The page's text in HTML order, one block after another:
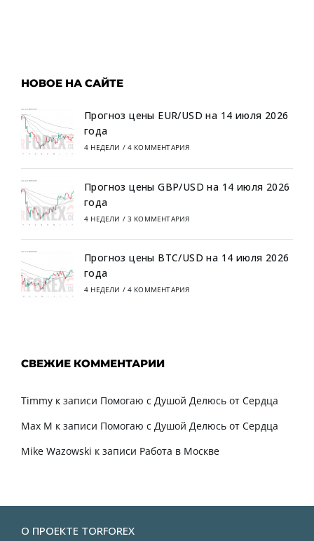
НОВОЕ НА САЙТЕ
Прогноз цены EUR/USD на 14 июля 2026
года
4 НЕДЕЛИ / 4 КОММЕНТАРИЯ
Прогноз цены GBP/USD на 14 июля 2026
года
4 НЕДЕЛИ / 3 КОММЕНТАРИЯ
Прогноз цены BTC/USD на 14 июля 2026
года
4 НЕДЕЛИ / 4 КОММЕНТАРИЯ
СВЕЖИЕ КОММЕНТАРИИ
Timmy к записи Помогаю с Душой Делюсь от Сердца
Max M к записи Помогаю с Душой Делюсь от Сердца
Mike Wazowski к записи Работа в Москве
О ПРОЕКТЕ TORFOREX